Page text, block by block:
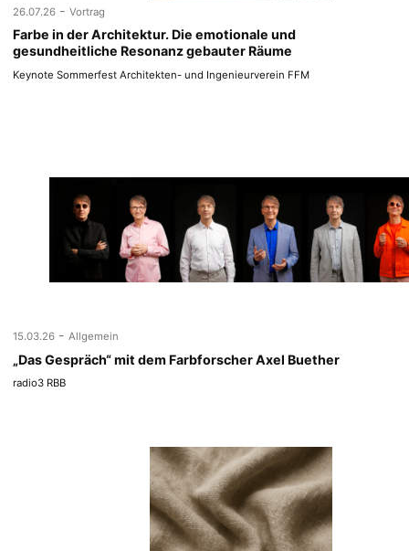
26.07.26 - Vortrag
Farbe in der Architektur. Die emotionale und
gesundheitliche Resonanz gebauter Räume
Keynote Sommerfest Architekten- und Ingenieurverein FFM
15.03.26 - Allgemein
„Das Gespräch“ mit dem Farbforscher Axel Buether
radio3 RBB